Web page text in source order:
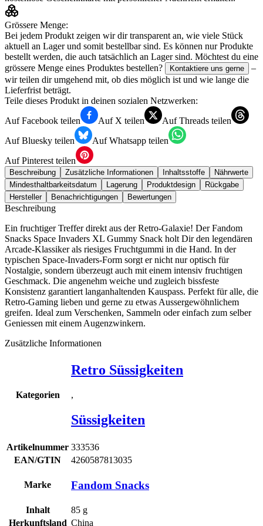
Grössere Menge:
Bei jedem Produkt zeigen wir dir transparent an, wie viele Stück
aktuell an Lager und somit bestellbar sind. Es können nur Produkte
bestellt werden, die auch tatsächlich an Lager sind. Möchtest du eine
grössere Menge eines Produktes bestellen?
Kontaktiere uns gerne
–
wir teilen dir umgehend mit, ob dies möglich ist und wie lange die
Lieferfrist beträgt.
Teile dieses Produkt in deinen sozialen Netzwerken:
Auf Facebook teilen
Auf X teilen
Auf Threads teilen
Auf Bluesky teilen
Auf Whatsapp teilen
Auf Pinterest teilen
Beschreibung Zusätzliche Informationen Inhaltsstoffe
Nährwerte
Mindesthaltbarkeitsdatum
Lagerung Produktdesign
Rückgabe
Hersteller
Benachrichtigungen Bewertungen
Beschreibung
Ein fruchtiger Treffer direkt aus der Retro-Galaxie! Der Fandom
Snacks Space Invaders XL Gummy Snack holt Dir den legendären
Arcade-Klassiker als riesiges Fruchtgummi in die Hand. In der
typischen Space-Invaders-Form sorgt er nicht nur optisch für
Nostalgie, sondern überzeugt auch mit einem intensiv fruchtigen
Geschmack. Die angenehm weiche und zugleich bissfeste
Konsistenz garantiert langanhaltenden Kauspass. Perfekt für alle, die
Retro-Gaming lieben und gerne zu etwas Aussergewöhnlichem
greifen. Ideal zum Verschenken, Sammeln oder einfach zum selber
Geniessen mit einem Augenzwinkern.
Zusätzliche Informationen
Kategorien
Retro Süssigkeiten
,
Süssigkeiten
Artikelnummer 333536
EAN/GTIN
4260587813035
Marke Fandom Snacks
Inhalt 85 g
Herkunftsland China